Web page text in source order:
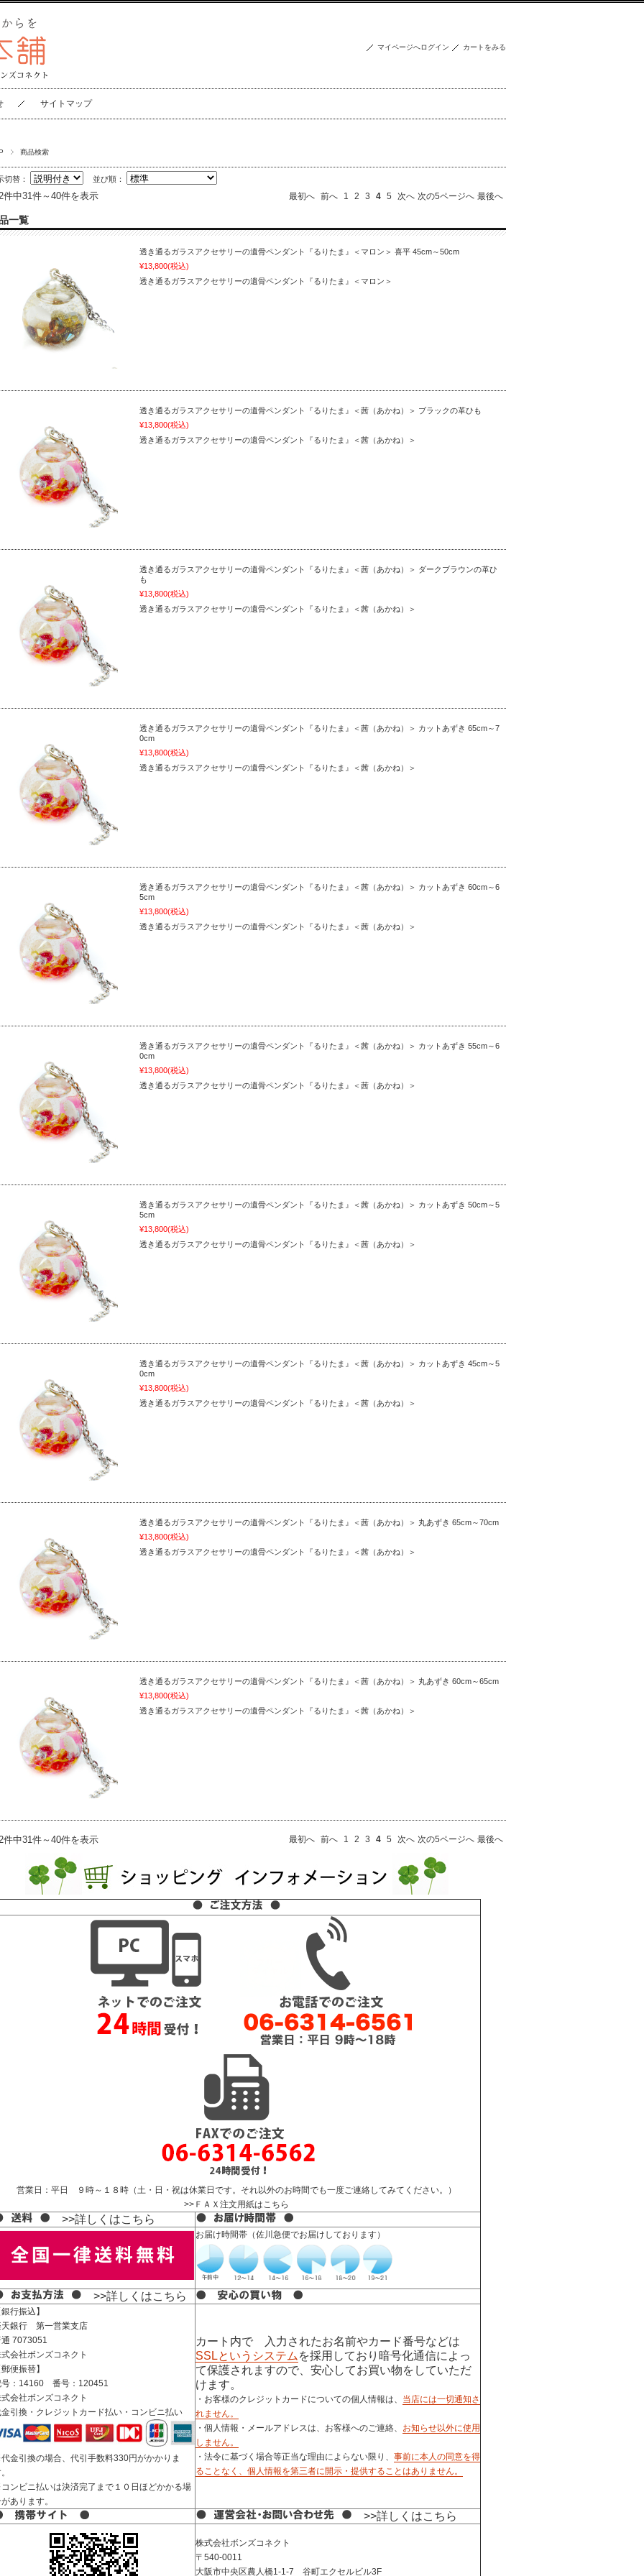
マイページへログイン カートをみる
サイトマップ
商品検索
切替： 並び順：
件中31件～40件を表示 最初へ 前へ 1 2 3 4 5 次へ 次の5ページへ 最後へ
一覧
透き通るガラスアクセサリーの遺骨ペンダント『るりたま』＜マロン＞ 喜平 45cm～50cm
¥13,800(税込)
透き通るガラスアクセサリーの遺骨ペンダント『るりたま』＜マロン＞
透き通るガラスアクセサリーの遺骨ペンダント『るりたま』＜茜（あかね）＞ ブラックの革ひも
¥13,800(税込)
透き通るガラスアクセサリーの遺骨ペンダント『るりたま』＜茜（あかね）＞
透き通るガラスアクセサリーの遺骨ペンダント『るりたま』＜茜（あかね）＞ ダークブラウンの革ひ
も
¥13,800(税込)
透き通るガラスアクセサリーの遺骨ペンダント『るりたま』＜茜（あかね）＞
透き通るガラスアクセサリーの遺骨ペンダント『るりたま』＜茜（あかね）＞ カットあずき 65cm～7
0cm
¥13,800(税込)
透き通るガラスアクセサリーの遺骨ペンダント『るりたま』＜茜（あかね）＞
透き通るガラスアクセサリーの遺骨ペンダント『るりたま』＜茜（あかね）＞ カットあずき 60cm～6
5cm
¥13,800(税込)
透き通るガラスアクセサリーの遺骨ペンダント『るりたま』＜茜（あかね）＞
透き通るガラスアクセサリーの遺骨ペンダント『るりたま』＜茜（あかね）＞ カットあずき 55cm～6
0cm
¥13,800(税込)
透き通るガラスアクセサリーの遺骨ペンダント『るりたま』＜茜（あかね）＞
透き通るガラスアクセサリーの遺骨ペンダント『るりたま』＜茜（あかね）＞ カットあずき 50cm～5
5cm
¥13,800(税込)
透き通るガラスアクセサリーの遺骨ペンダント『るりたま』＜茜（あかね）＞
透き通るガラスアクセサリーの遺骨ペンダント『るりたま』＜茜（あかね）＞ カットあずき 45cm～5
0cm
¥13,800(税込)
透き通るガラスアクセサリーの遺骨ペンダント『るりたま』＜茜（あかね）＞
透き通るガラスアクセサリーの遺骨ペンダント『るりたま』＜茜（あかね）＞ 丸あずき 65cm～70cm
¥13,800(税込)
透き通るガラスアクセサリーの遺骨ペンダント『るりたま』＜茜（あかね）＞
透き通るガラスアクセサリーの遺骨ペンダント『るりたま』＜茜（あかね）＞ 丸あずき 60cm～65cm
¥13,800(税込)
透き通るガラスアクセサリーの遺骨ペンダント『るりたま』＜茜（あかね）＞
件中31件～40件を表示 最初へ 前へ 1 2 3 4 5 次へ 次の5ページへ 最後へ
営業日：平日 ９時～１８時（土・日・祝は休業日です。それ以外のお時間でも一度ご連絡してみてください。）
>>ＦＡＸ注文用紙はこちら
>>詳しくはこちら
お届け時間帯（佐川急便でお届けしております）
>>詳しくはこちら
行振込】
天銀行 第一営業支店
7073051
会社ボンズコネクト
便振替】
号：14160 番号：120451
会社ボンズコネクト
引換・クレジットカード払い・コンビニ払い
金引換の場合、代引手数料330円がかかりま
ンビニ払いは決済完了まで１０日ほどかかる場
あります。
カート内で 入力されたお名前やカード番号などは
SSLというシステム を採用しており暗号化通信によっ
て保護されますので、安心してお買い物をしていただ
けます。
・お客様のクレジットカードについての個人情報は、 当店には一切通知さ
れません。
・個人情報・メールアドレスは、お客様へのご連絡、 お知らせ以外に使用
しません。
・法令に基づく場合等正当な理由によらない限り、 事前に本人の同意を得
ることなく、個人情報を第三者に開示・提供することはありません。
>>詳しくはこちら
株式会社ボンズコネクト
〒540-0011
大阪市中央区農人橋1-1-7 谷町エクセルビル3F